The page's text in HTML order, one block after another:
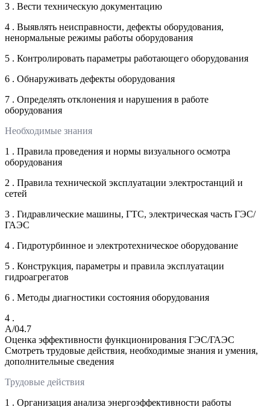
3 . Вести техническую документацию
4 . Выявлять неисправности, дефекты оборудования,
ненормальные режимы работы оборудования
5 . Контролировать параметры работающего оборудования
6 . Обнаруживать дефекты оборудования
7 . Определять отклонения и нарушения в работе
оборудования
Необходимые знания
1 . Правила проведения и нормы визуального осмотра
оборудования
2 . Правила технической эксплуатации электростанций и
сетей
3 . Гидравлические машины, ГТС, электрическая часть ГЭС/
ГАЭС
4 . Гидротурбинное и электротехническое оборудование
5 . Конструкция, параметры и правила эксплуатации
гидроагрегатов
6 . Методы диагностики состояния оборудования
4 .
A/04.7
Оценка эффективности функционирования ГЭС/ГАЭС
Смотреть трудовые действия, необходимые знания и умения,
дополнительные сведения
Трудовые действия
1 . Организация анализа энергоэффективности работы